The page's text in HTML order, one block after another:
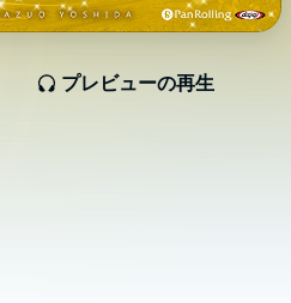
プレビューの再生